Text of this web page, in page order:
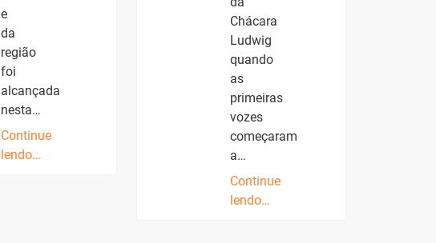
e
da
região
foi
alcançada
nesta…
Continue
lendo…
Chácara
Ludwig
quando
as
primeiras
vozes
começaram
a…
Continue
lendo…